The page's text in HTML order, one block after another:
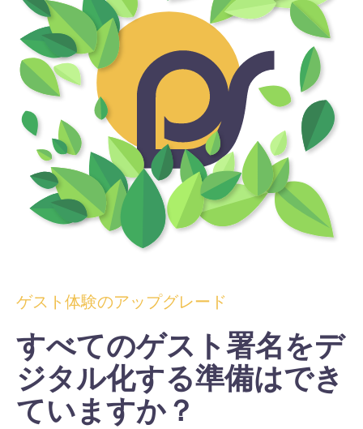
ゲスト体験のアップグレード
すべてのゲスト署名をデ
ジタル化する準備はでき
ていますか？